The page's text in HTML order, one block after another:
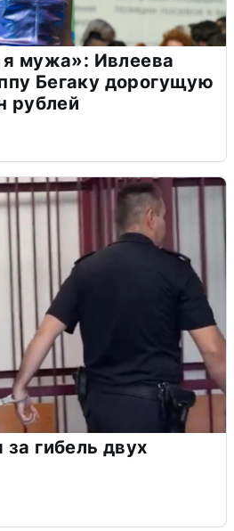
я мужа»: Ивлеева
Бегаку дорогущую
рублей
гибель двух